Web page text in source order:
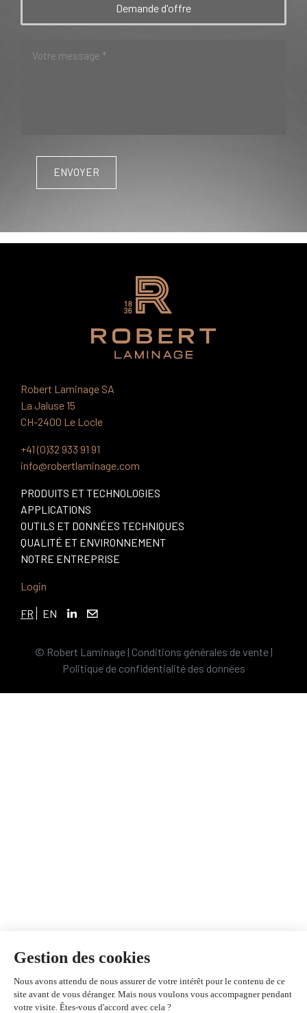
Demande d'offre
Robert Laminage SA
La Jaluse 15
CH-2400 Le Locle
+41 (0)32 933 91 91
info@robertlaminage.com
PRODUITS ET TECHNOLOGIES
APPLICATIONS
OUTILS ET DONNÉES TECHNIQUES
QUALITÉ ET ENVIRONNEMENT
NOTRE ENTREPRISE
Login
FR EN
© Robert Laminage | Conditions générales de vente|
Politique de confidentialité des données